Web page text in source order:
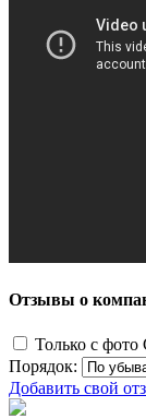
Отзывы о
Только с фото
Порядок:
Добавить свой